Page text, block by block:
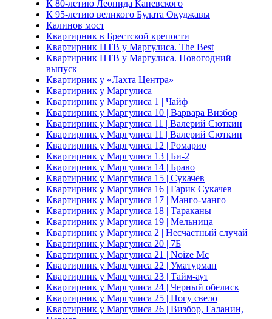
К 80-летию Леонида Каневского
К 95-летию великого Булата Окуджавы
Калинов мост
Квартирник в Брестской крепости
Квартирник НТВ у Маргулиса. The Best
Квартирник НТВ у Маргулиса. Новогодний
выпуск
Квартирник у «Лахта Центра»
Квартирник у Маргулиса
Квартирник у Маргулиса 1 | Чайф
Квартирник у Маргулиса 10 | Варвара Визбор
Квартирник у Маргулиса 11 | Валерий Сюткин
Квартирник у Маргулиса 11 | Валерий Сюткин
Квартирник у Маргулиса 12 | Ромарио
Квартирник у Маргулиса 13 | Би-2
Квартирник у Маргулиса 14 | Браво
Квартирник у Маргулиса 15 | Сукачев
Квартирник у Маргулиса 16 | Гарик Сукачев
Квартирник у Маргулиса 17 | Манго-манго
Квартирник у Маргулиса 18 | Тараканы
Квартирник у Маргулиса 19 | Мельница
Квартирник у Маргулиса 2 | Несчастный случай
Квартирник у Маргулиса 20 | 7Б
Квартирник у Маргулиса 21 | Noize Mc
Квартирник у Маргулиса 22 | Уматурман
Квартирник у Маргулиса 23 | Тайм-аут
Квартирник у Маргулиса 24 | Черный обелиск
Квартирник у Маргулиса 25 | Ногу свело
Квартирник у Маргулиса 26 | Визбор, Галанин,